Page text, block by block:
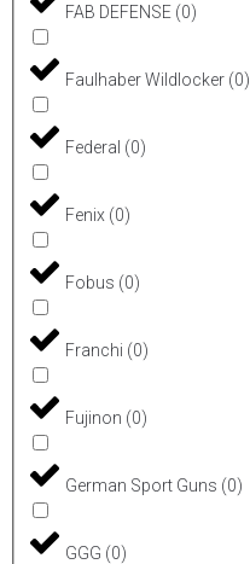
FAB DEFENSE (0)
Faulhaber Wildlocker (0)
Federal (0)
Fenix (0)
Fobus (0)
Franchi (0)
Fujinon (0)
German Sport Guns (0)
GGG (0)